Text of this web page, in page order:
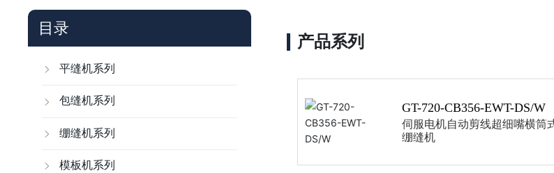
目录
平缝机系列
包缝机系列
绷缝机系列
模板机系列
产品系列
GT-720-CB356-EWT-DS/W
伺服电机自动剪线超细嘴横筒
绷缝机